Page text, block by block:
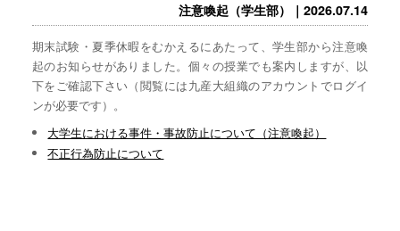
注意喚起（学生部）｜2026.07.14
期末試験・夏季休暇をむかえるにあたって、学生部から注意喚
起のお知らせがありました。個々の授業でも案内しますが、以
下をご確認下さい（閲覧には九産大組織のアカウントでログイ
ンが必要です）。
大学生における事件・事故防止について（注意喚起）
不正行為防止について